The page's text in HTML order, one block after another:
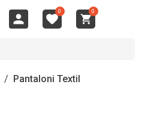
0 0
/ Pantaloni Textil